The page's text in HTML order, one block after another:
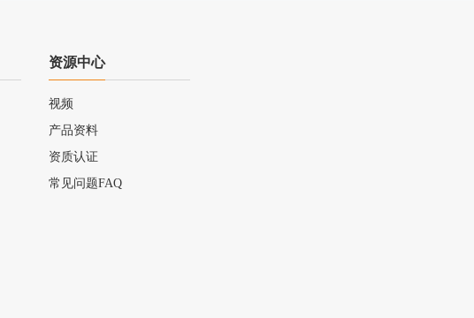
资源中心
视频
产品资料
资质认证
常见问题FAQ